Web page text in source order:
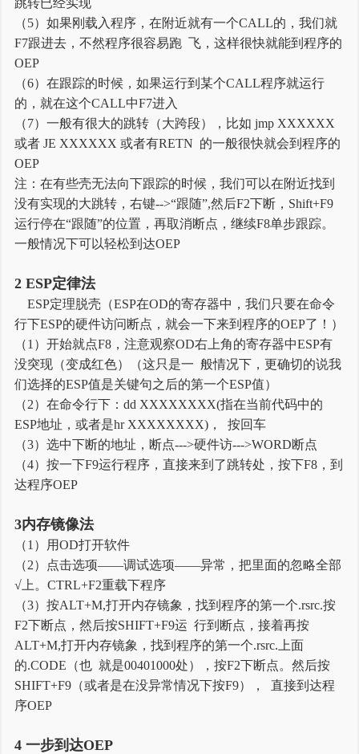
跳转已经实现
（5）如果刚载入程序，在附近就有一个CALL的，我们就
F7跟进去，不然程序很容易跑 飞，这样很快就能到程序的
OEP
（6）在跟踪的时候，如果运行到某个CALL程序就运行
的，就在这个CALL中F7进入
（7）一般有很大的跳转（大跨段），比如 jmp XXXXXX
或者 JE XXXXXX 或者有RETN 的一般很快就会到程序的
OEP
注：在有些壳无法向下跟踪的时候，我们可以在附近找到
没有实现的大跳转，右键-->“跟随”,然后F2下断，Shift+F9
运行停在“跟随”的位置，再取消断点，继续F8单步跟踪。
一般情况下可以轻松到达OEP
2 ESP定律法
ESP定理脱壳（ESP在OD的寄存器中，我们只要在命令
行下ESP的硬件访问断点，就会一下来到程序的OEP了！）
（1）开始就点F8，注意观察OD右上角的寄存器中ESP有
没突现（变成红色）（这只是一 般情况下，更确切的说我
们选择的ESP值是关键句之后的第一个ESP值）
（2）在命令行下：dd XXXXXXXX(指在当前代码中的
ESP地址，或者是hr XXXXXXXX)， 按回车
（3）选中下断的地址，断点--->硬件访--->WORD断点
（4）按一下F9运行程序，直接来到了跳转处，按下F8，到
达程序OEP
3内存镜像法
（1）用OD打开软件
（2）点击选项——调试选项——异常，把里面的忽略全部
√上。CTRL+F2重载下程序
（3）按ALT+M,打开内存镜象，找到程序的第一个.rsrc.按
F2下断点，然后按SHIFT+F9运 行到断点，接着再按
ALT+M,打开内存镜象，找到程序的第一个.rsrc.上面
的.CODE（也 就是00401000处），按F2下断点。然后按
SHIFT+F9（或者是在没异常情况下按F9）， 直接到达程
序OEP
4 一步到达OEP
谢谢赞赏
（微信扫一扫或长按识别）